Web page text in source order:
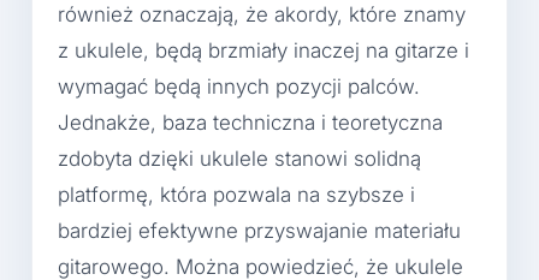
również oznaczają, że akordy, które znamy
z ukulele, będą brzmiały inaczej na gitarze i
wymagać będą innych pozycji palców.
Jednakże, baza techniczna i teoretyczna
zdobyta dzięki ukulele stanowi solidną
platformę, która pozwala na szybsze i
bardziej efektywne przyswajanie materiału
gitarowego. Można powiedzieć, że ukulele